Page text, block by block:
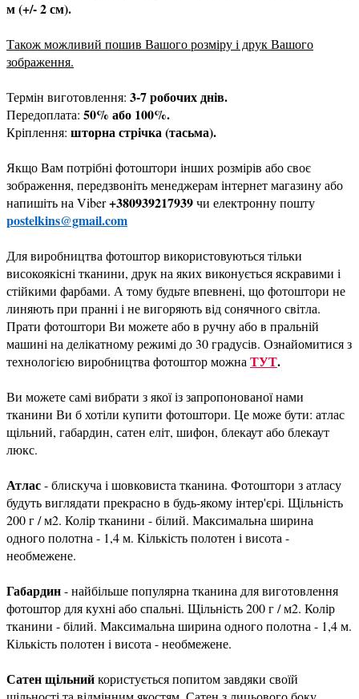
м (+/- 2 см).
Також можливий пошив Вашого розміру і друк Вашого
зображення.
Термін виготовлення: 3-7 робочих днів.
Передоплата: 50% або 100%.
Кріплення: шторна стрічка (тасьма).
Якщо Вам потрібні фотоштори інших розмірів або своє
зображення, передзвоніть менеджерам інтернет магазину або
напишіть на Viber+380939217939чи електронну пошту
postelkins@gmail.com
Для виробництва фотоштор використовуються тільки
високоякісні тканини, друк на яких виконується яскравими і
стійкими фарбами. А тому будьте впевнені, що фотоштори не
линяють при пранні і не вигоряють від сонячного світла.
Прати фотоштори Ви можете або в ручну або в пральній
машині на делікатному режимі до 30 градусів. Ознайомитися з
технологією виробництва фотоштор можна ТУТ.
Ви можете самі вибрати з якої із запропонованої нами
тканини Ви б хотіли купити фотоштори. Це може бути: атлас
щільний, габардин, сатен еліт, шифон, блекаут або блекаут
люкс.
Атлас- блискуча і шовковиста тканина. Фотоштори з атласу
будуть виглядати прекрасно в будь-якому інтер'єрі. Щільність
200 г / м2. Колір тканини - білий. Максимальна ширина
одного полотна - 1,4 м. Кількість полотен і висота -
необмежене.
Габардин- найбільше популярна тканина для виготовлення
фотоштор для кухні або спальні. Щільність 200 г / м2. Колір
тканини - білий. Максимальна ширина одного полотна - 1,4 м.
Кількість полотен і висота - необмежене.
Сатен щільнийкористується попитом завдяки своїй